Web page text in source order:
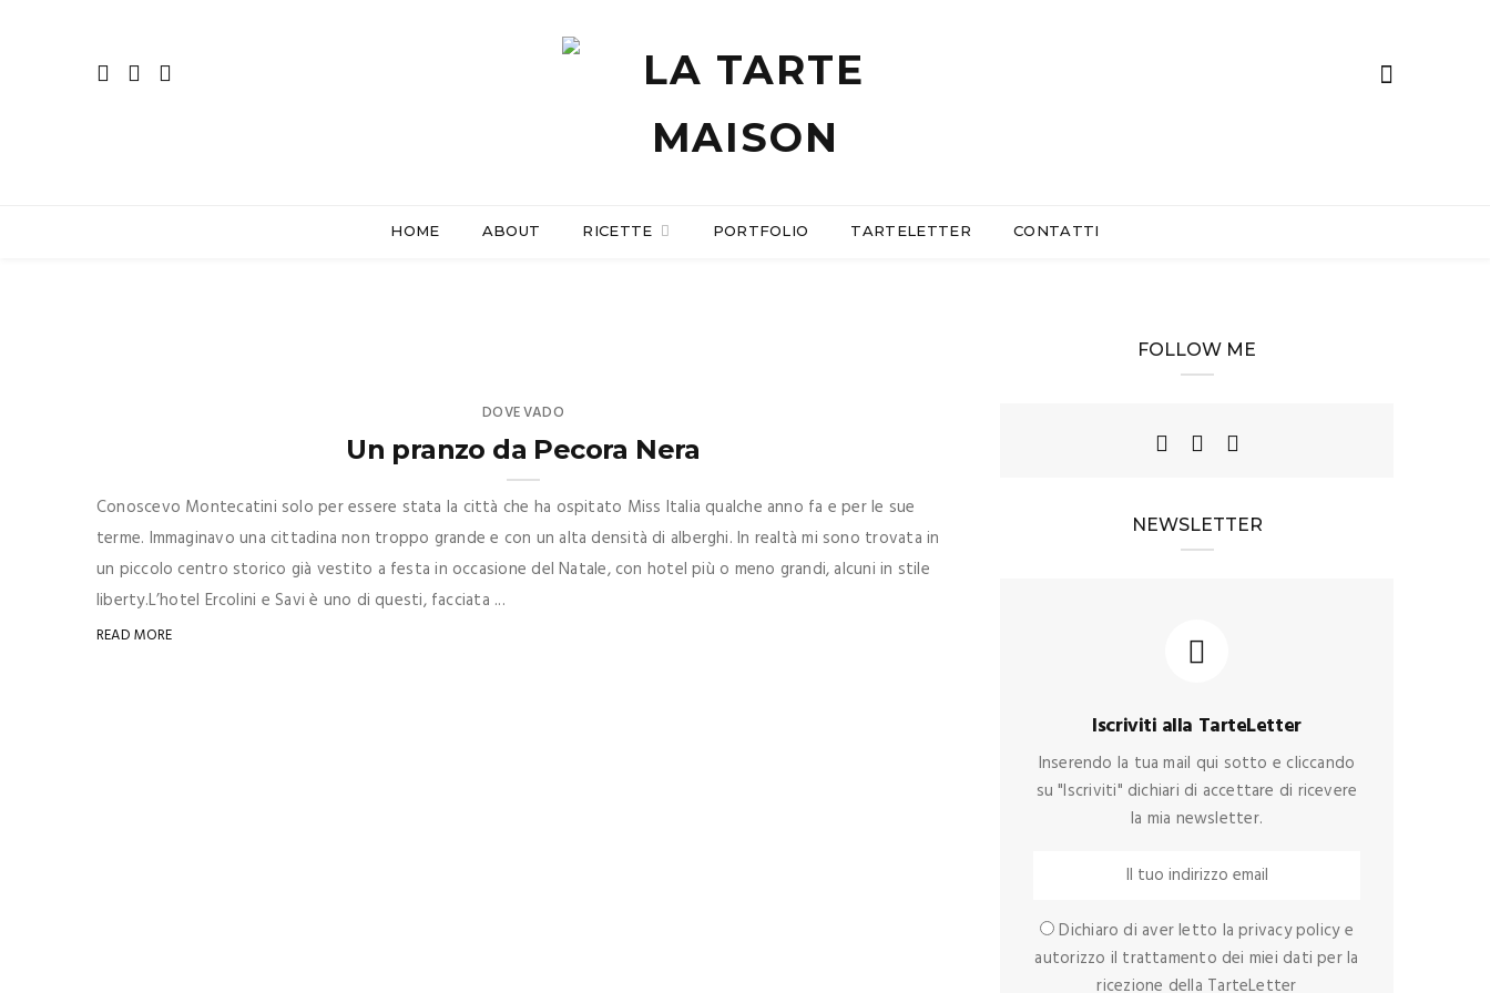
HOME ABOUT RICETTE PORTFOLIO TARTELETTER CONTATTI
DOVE VADO
Un pranzo da Pecora Nera
Conoscevo Montecatini solo per essere stata la città che ha ospitato Miss Italia qualche anno fa e per le sue
terme. Immaginavo una cittadina non troppo grande e con un alta densità di alberghi. In realtà mi sono trovata in
un piccolo centro storico già vestito a festa in occasione del Natale, con hotel più o meno grandi, alcuni in stile
liberty.L’hotel Ercolini e Savi è uno di questi, facciata ...
READ MORE
FOLLOW ME
NEWSLETTER
Iscriviti alla TarteLetter
Inserendo la tua mail qui sotto e cliccando
su "Iscriviti" dichiari di accettare di ricevere
la mia newsletter.
Dichiaro di aver letto la privacy policy e
autorizzo il trattamento dei miei dati per la
ricezione della TarteLetter